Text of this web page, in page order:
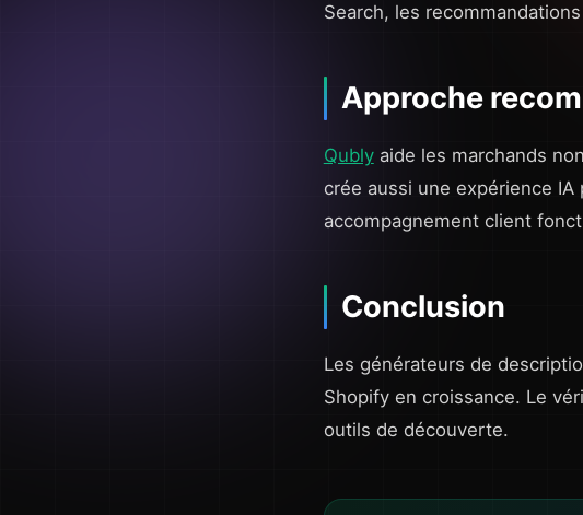
Search, les
Approche
Qublyaide les marchands
crée aussi une expérience
accompagnement client
Conclusion
Les générateurs de
Shopify en croissance. Le
outils de découverte.